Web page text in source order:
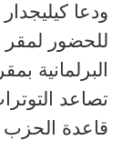
ودعا
للحضور لمقر
البرلمانية
تصاعد
قاعدة الحزب